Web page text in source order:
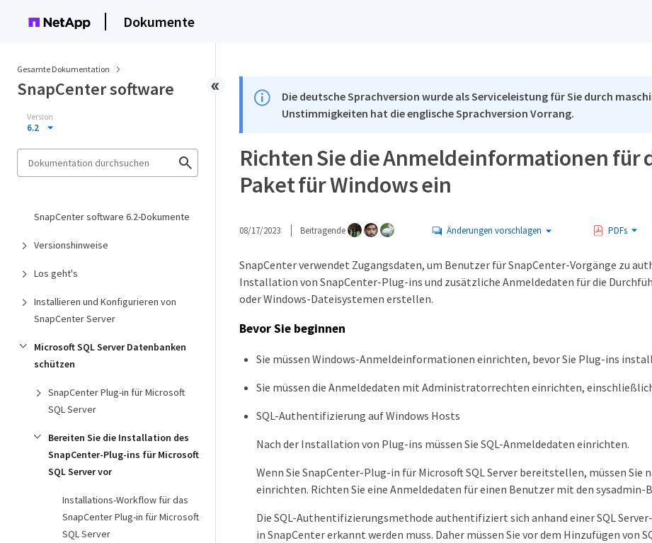
Dokumente
Gesamte Dokumentation
SnapCenter software
Version
6.2
SnapCenter software 6.2-Dokumente
Versionshinweise
Los geht's
Installieren und Konfigurieren von
SnapCenter Server
Microsoft SQL Server Datenbanken
schützen
SnapCenter Plug-in für Microsoft
SQL Server
Bereiten Sie die Installation des
SnapCenter-Plug-ins für Microsoft
SQL Server vor
Installations-Workflow für das
SnapCenter Plug-in für Microsoft
SQL Server
Die deutsche Sprachversion wurde als Serviceleistung für Sie durch
Unstimmigkeiten hat die englische Sprachversion Vorrang.
Richten Sie die Anmeldeinformationen für
Paket für Windows ein
08/17/2023 Beitragende Änderungen vorschlagen PDFs
SnapCenter verwendet Zugangsdaten, um Benutzer für SnapCenter-Vorgänge zu
Installation von SnapCenter-Plug-ins und zusätzliche Anmeldedaten für die
oder Windows-Dateisystemen erstellen.
Bevor Sie beginnen
Sie müssen Windows-Anmeldeinformationen einrichten, bevor Sie Plug-ins
Sie müssen die Anmeldedaten mit Administratorrechten einrichten,
SQL-Authentifizierung auf Windows Hosts
Nach der Installation von Plug-ins müssen Sie SQL-Anmeldedaten einrichten.
Wenn Sie SnapCenter-Plug-in für Microsoft SQL Server bereitstellen, müssen
einrichten. Richten Sie eine Anmeldedaten für einen Benutzer mit den sysadmin-
Die SQL-Authentifizierungsmethode authentifiziert sich anhand einer SQL
in SnapCenter erkannt werden muss. Daher müssen Sie vor dem Hinzufügen